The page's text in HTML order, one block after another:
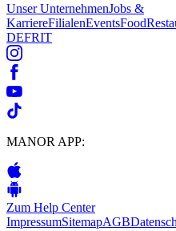
Unser UnternehmenJobs &
KarriereFilialenEventsFood
DEFRIT
MANOR APP:
Zum Help Center
ImpressumSitemapAGB